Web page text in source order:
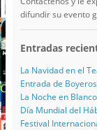
difundir su evento
Entradas
La Navidad en el
Entrada de
La Noche en
Día Mundial del
Festival